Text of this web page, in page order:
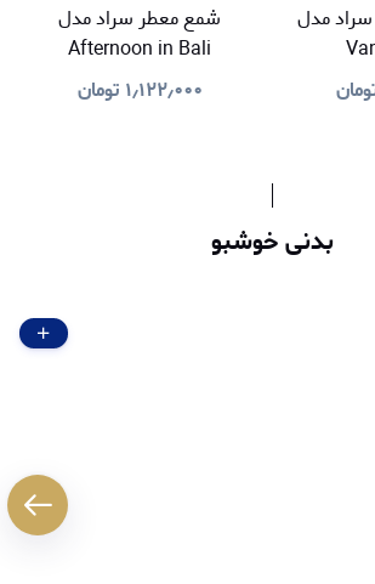
مدل
شمع معطر سراد مدل
Afternoon in Bali
۱٫۱۲۲٫۰۰۰ تومان
بدنی خوشبو